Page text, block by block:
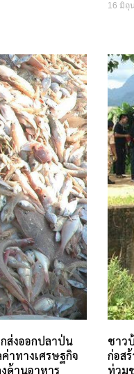
16 มิถุ
ส่งออกปลาป่น
าทางเศรษฐกิจ
ด้านอาหาร
ชาว
ก่อส
ท่วม